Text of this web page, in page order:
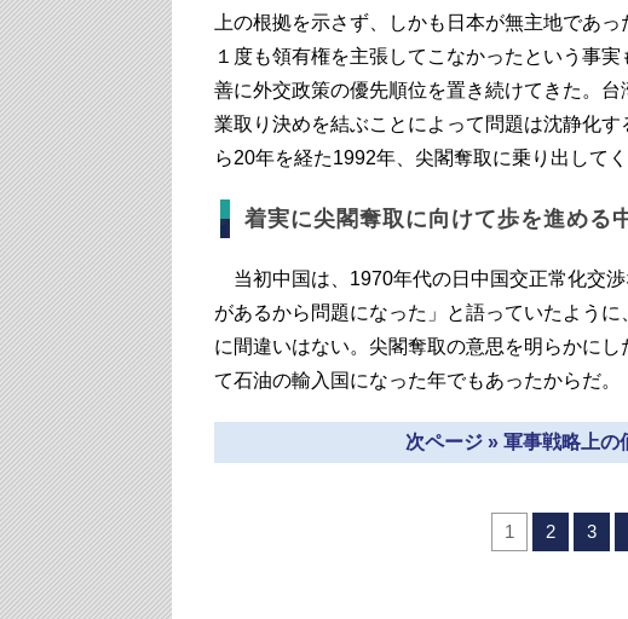
上の根拠を示さず、しかも日本が無主地であ
１度も領有権を主張してこなかったという事
善に外交政策の優先順位を置き続けてきた。
業取り決めを結ぶことによって問題は沈静化
ら20年を経た1992年、尖閣奪取に乗り出してく
着実に尖閣奪取に向けて歩を進める
当初中国は、1970年代の日中国交正常化交
があるから問題になった」と語っていたよう
に間違いはない。尖閣奪取の意思を明らかに
て石油の輸入国になった年でもあったからだ。
次ページ » 軍事戦略上の
1 2 3